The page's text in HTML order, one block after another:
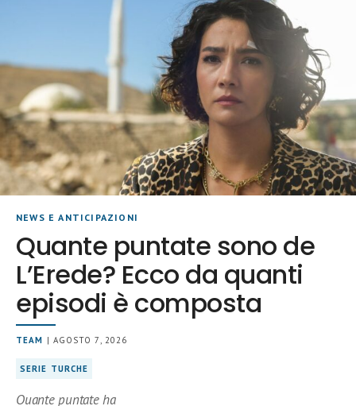
NEWS E ANTICIPAZIONI
Quante puntate sono de
L’Erede? Ecco da quanti
episodi è composta
TEAM | AGOSTO 7, 2026
SERIE TURCHE
Quante puntate ha